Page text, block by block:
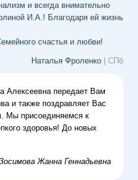
и всегда внимательно
И.А.! Благодаря ей жизнь
счастья и любви!
Наталья Фроленко | СПб
Алексеевна передает Вам
и также поздравляет Вас
Мы присоединяемся к
здоровья! До новых
Жанна Геннадьевна